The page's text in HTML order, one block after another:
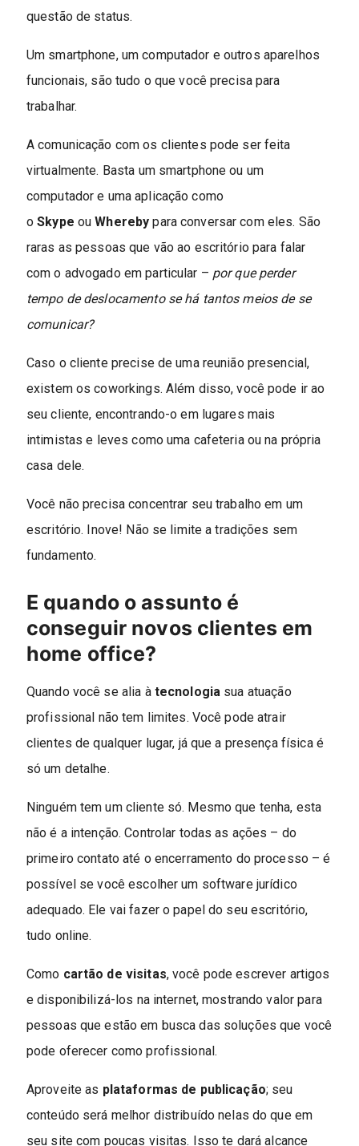
questão de status.
Um smartphone, um computador e outros aparelhos
funcionais, são tudo o que você precisa para
trabalhar.
A comunicação com os clientes pode ser feita
virtualmente. Basta um smartphone ou um
computador e uma aplicação como
oSkype ouWhereby para conversar com eles. São
raras as pessoas que vão ao escritório para falar
com o advogado em particular – por que perder
tempo de deslocamento se há tantos meios de se
comunicar?
Caso o cliente precise de uma reunião presencial,
existem os coworkings. Além disso, você pode ir ao
seu cliente, encontrando-o em lugares mais
intimistas e leves como uma cafeteria ou na própria
casa dele.
Você não precisa concentrar seu trabalho em um
escritório. Inove! Não se limite a tradições sem
fundamento.
E quando o assunto é
conseguir novos clientes em
home office?
Quando você se alia à tecnologia sua atuação
profissional não tem limites. Você pode atrair
clientes de qualquer lugar, já que a presença física é
só um detalhe.
Ninguém tem um cliente só. Mesmo que tenha, esta
não é a intenção. Controlar todas as ações – do
primeiro contato até o encerramento do processo – é
possível se você escolher um software jurídico
adequado. Ele vai fazer o papel do seu escritório,
tudo online.
Como cartão de visitas, você pode escrever artigos
e disponibilizá-los na internet, mostrando valor para
pessoas que estão em busca das soluções que você
pode oferecer como profissional.
Aproveite as plataformas de publicação; seu
conteúdo será melhor distribuído nelas do que em
seu site com poucas visitas. Isso te dará alcance